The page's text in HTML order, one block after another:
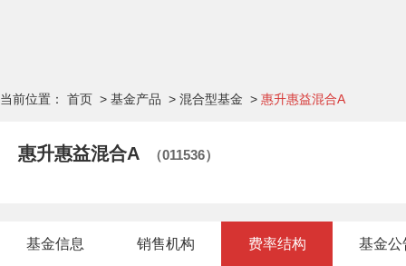
当前位置： 首页 > 基金产品 > 混合型基金 > 惠升惠益混合A
惠升惠益混合A （011536）
基金信息 销售机构 费率结构 基金公